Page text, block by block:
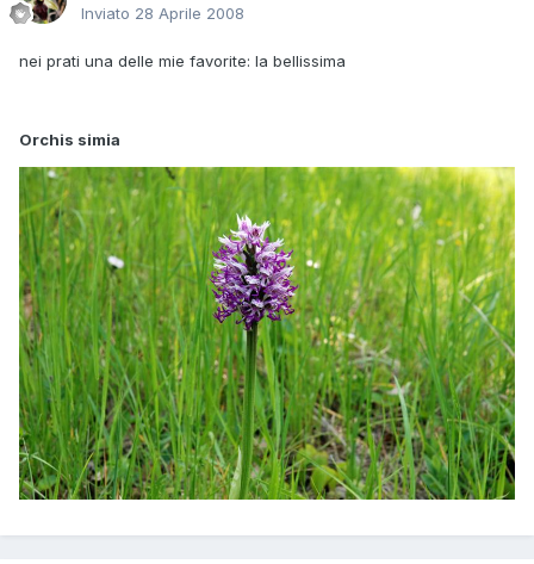
Inviato 28 Aprile 2008
nei prati una delle mie favorite: la bellissima
Orchis simia